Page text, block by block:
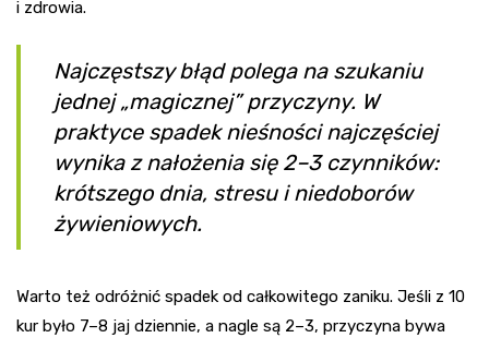
i zdrowia.
Najczęstszy błąd polega na szukaniu
jednej „magicznej” przyczyny. W
praktyce spadek nieśności najczęściej
wynika z nałożenia się 2–3 czynników:
krótszego dnia, stresu i niedoborów
żywieniowych.
Warto też odróżnić spadek od całkowitego zaniku. Jeśli z 10
kur było 7–8 jaj dziennie, a nagle są 2–3, przyczyna bywa